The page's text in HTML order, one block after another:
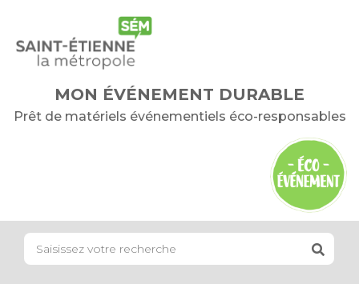
MON ÉVÉNEMENT DURABLE
Prêt de matériels événementiels éco-responsables